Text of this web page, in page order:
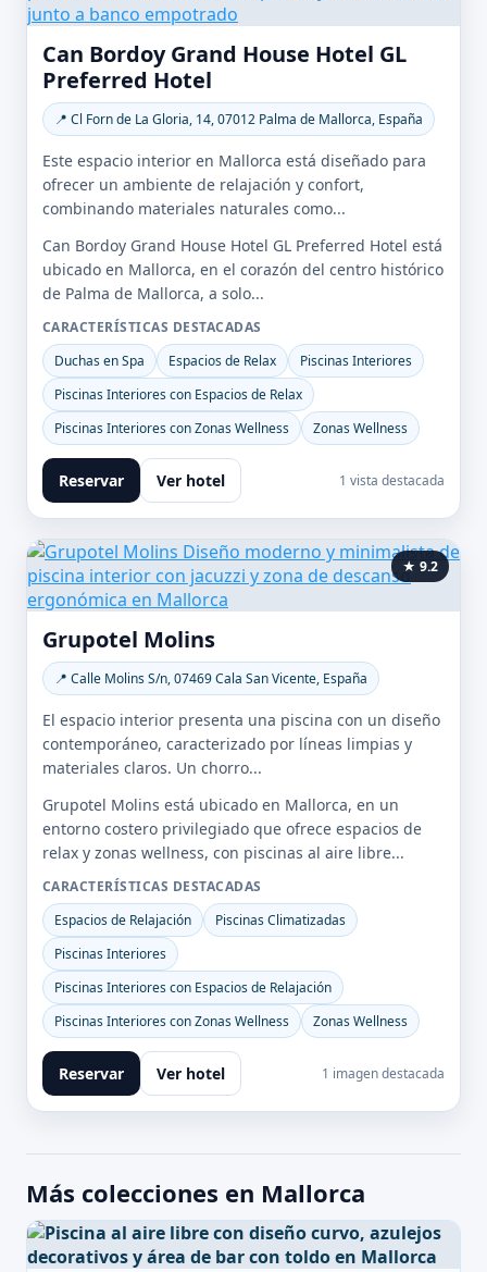
Can Bordoy Grand House Hotel GL
Preferred Hotel
📍 Cl Forn de La Gloria, 14, 07012 Palma de Mallorca, España
Este espacio interior en Mallorca está diseñado para
ofrecer un ambiente de relajación y confort,
combinando materiales naturales como...
Can Bordoy Grand House Hotel GL Preferred Hotel está
ubicado en Mallorca, en el corazón del centro histórico
de Palma de Mallorca, a solo...
CARACTERÍSTICAS DESTACADAS
Duchas en Spa
Espacios de Relax
Piscinas Interiores
Piscinas Interiores con Espacios de Relax
Piscinas Interiores con Zonas Wellness
Zonas Wellness
Reservar Ver hotel 1 vista destacada
★ 9.2
Grupotel Molins
📍 Calle Molins S/n, 07469 Cala San Vicente, España
El espacio interior presenta una piscina con un diseño
contemporáneo, caracterizado por líneas limpias y
materiales claros. Un chorro...
Grupotel Molins está ubicado en Mallorca, en un
entorno costero privilegiado que ofrece espacios de
relax y zonas wellness, con piscinas al aire libre...
CARACTERÍSTICAS DESTACADAS
Espacios de Relajación
Piscinas Climatizadas
Piscinas Interiores
Piscinas Interiores con Espacios de Relajación
Piscinas Interiores con Zonas Wellness
Zonas Wellness
Reservar Ver hotel 1 imagen destacada
Más colecciones en Mallorca